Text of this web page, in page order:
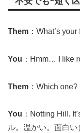
Them ：What’s
You ：Hmm… I like
Them ：Which one?
You ：Notting Hill.
ル。温かい。面白い